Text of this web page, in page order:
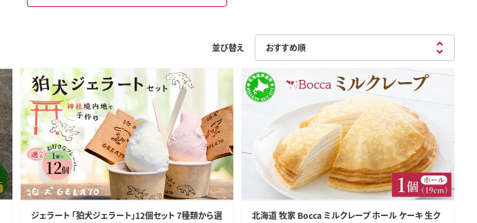
並び替え
ジェラート 「狛犬ジェラート」12個セット 7種類から選
北海道 牧家 Bocca ミルクレープ ホール ケーキ 生ク